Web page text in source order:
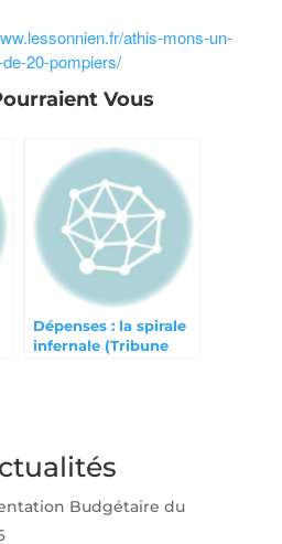
athis-mons-un-
20-pompiers/
Vous
Dépenses : la spirale
infernale (Tribune
Budgétaire du